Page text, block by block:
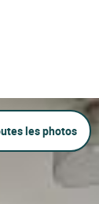
les photos